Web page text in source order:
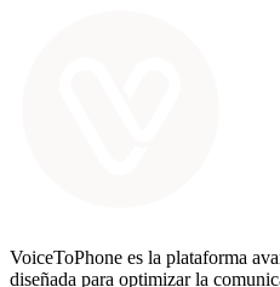
VoiceToPhone es la plataforma
diseñada para optimizar la